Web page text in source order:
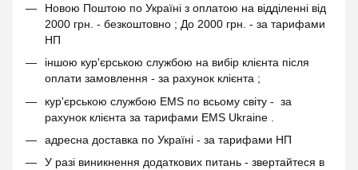
Новою Поштою по Україні з оплатою на відділенні від
2000 грн. - безкоштовно ; До 2000 грн. - за тарифами
НП
іншою кур'єрською службою на вибір клієнта після
оплати замовлення - за рахунок клієнта ;
кур'єрською службою EMS по всьому світу - за
рахунок клієнта за тарифами EMS Ukraine .
адресна доставка по Україні - за тарифами НП
У разі виникнення додаткових питань - звертайтеся в